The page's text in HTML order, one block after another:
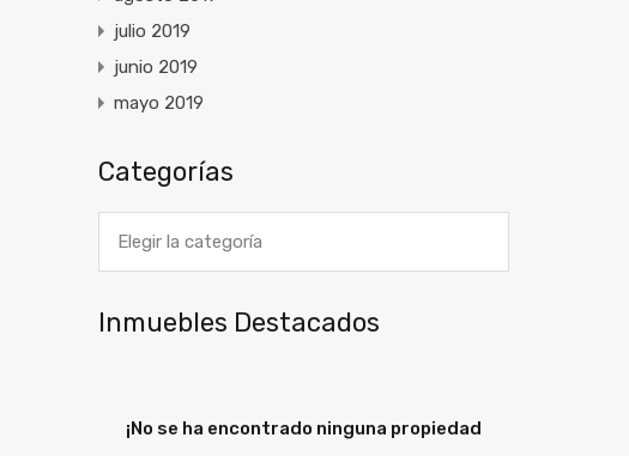
julio 2019
junio 2019
mayo 2019
Categorías
Inmuebles Destacados
¡No se ha encontrado ninguna propiedad